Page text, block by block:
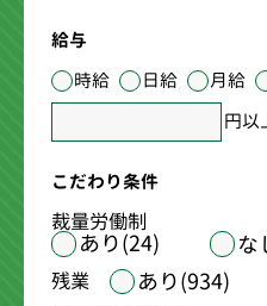
給与
時給
日給 月給
円以
こだわり条件
裁量労働制
あり(24) な
残業 あり(934)